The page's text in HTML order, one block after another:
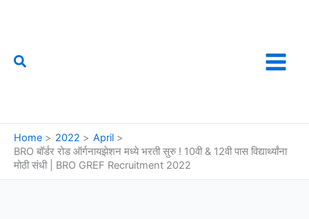
Search
Home 2022
April
BRO बॉर्डर रोड ऑर्गनायझेशन मध्ये भरती सुरु ! 10वी & 12वी पास विद्यार्थ्यांना
मोठी संधी | BRO GREF Recruitment 2022